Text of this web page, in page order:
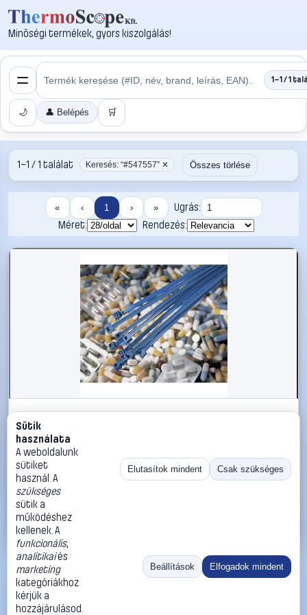
Minőségi termékek, gyors kiszolgálás!
1–1 / 1
🌙 👤 Belépés 🛒
1–1 / 1 találat Keresés: “#547557” ✕ Összes törlése
« ‹ 1 › »
Ugrás:
Méret:
Rendezés:
Kábelkötegelő, fémdetektorral érzékelhető, 200 x 4,6
mm, kék, 1 db, HellermannTyton 111-00830 MCT50R-
PA66MP-BU-C1
HellermannTyton Kábelkötegelő
255 Ft
Kosárba
«
Ugrás:
Méret:
Rendezés:
©2026
ÁSZF
Sütik
használata
A weboldalunk
sütiket
használ. A
szükséges
sütik a
működéshez
kellenek. A
funkcionális,
analitikaiés
marketing
kategóriákhoz
kérjük a
hozzájárulásod.
Elutasítok mindent Csak szükséges
Beállítások Elfogadok mindent